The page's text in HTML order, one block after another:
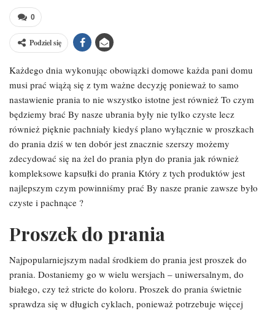
0
Podziel się
Każdego dnia wykonując obowiązki domowe każda pani domu
musi prać wiążą się z tym ważne decyzję ponieważ to samo
nastawienie prania to nie wszystko istotne jest również To czym
będziemy brać By nasze ubrania były nie tylko czyste lecz
również pięknie pachniały kiedyś plano wyłącznie w proszkach
do prania dziś w ten dobór jest znacznie szerszy możemy
zdecydować się na żel do prania płyn do prania jak również
kompleksowe kapsułki do prania Który z tych produktów jest
najlepszym czym powinniśmy prać By nasze pranie zawsze było
czyste i pachnące ?
Proszek do prania
Najpopularniejszym nadal środkiem do prania jest proszek do
prania. Dostaniemy go w wielu wersjach – uniwersalnym, do
białego, czy też stricte do koloru. Proszek do prania świetnie
sprawdza się w długich cyklach, ponieważ potrzebuje więcej